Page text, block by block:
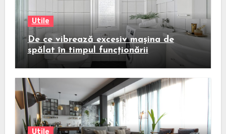
Utile
De ce vibrează excesiv mașina de
spălat în timpul funcționării
Utile